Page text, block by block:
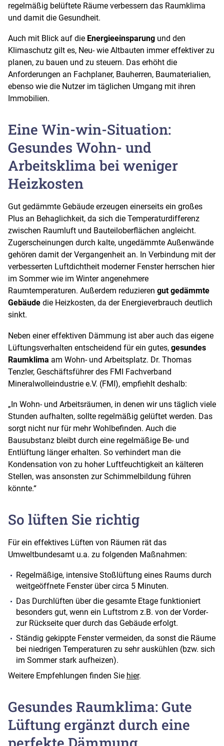
regelmäßig belüftete Räume verbessern das Raumklima
und damit die Gesundheit.
Auch mit Blick auf die Energieeinsparung und den
Klimaschutz gilt es, Neu- wie Altbauten immer effektiver zu
planen, zu bauen und zu steuern. Das erhöht die
Anforderungen an Fachplaner, Bauherren, Baumaterialien,
ebenso wie die Nutzer im täglichen Umgang mit ihren
Immobilien.
Eine Win-win-Situation:
Gesundes Wohn- und
Arbeitsklima bei weniger
Heizkosten
Gut gedämmte Gebäude erzeugen einerseits ein großes
Plus an Behaglichkeit, da sich die Temperaturdifferenz
zwischen Raumluft und Bauteiloberflächen angleicht.
Zugerscheinungen durch kalte, ungedämmte Außenwände
gehören damit der Vergangenheit an. In Verbindung mit der
verbesserten Luftdichtheit moderner Fenster herrschen hier
im Sommer wie im Winter angenehmere
Raumtemperaturen. Außerdem reduzieren gut gedämmte
Gebäude die Heizkosten, da der Energieverbrauch deutlich
sinkt.
Neben einer effektiven Dämmung ist aber auch das eigene
Lüftungsverhalten entscheidend für ein gutes, gesundes
Raumklima am Wohn- und Arbeitsplatz. Dr. Thomas
Tenzler, Geschäftsführer des FMI Fachverband
Mineralwolleindustrie e.V. (FMI), empfiehlt deshalb:
„In Wohn- und Arbeitsräumen, in denen wir uns täglich viele
Stunden aufhalten, sollte regelmäßig gelüftet werden. Das
sorgt nicht nur für mehr Wohlbefinden. Auch die
Bausubstanz bleibt durch eine regelmäßige Be- und
Entlüftung länger erhalten. So verhindert man die
Kondensation von zu hoher Luftfeuchtigkeit an kälteren
Stellen, was ansonsten zur Schimmelbildung führen
könnte.“
So lüften Sie richtig
Für ein effektives Lüften von Räumen rät das
Umweltbundesamt u.a. zu folgenden Maßnahmen:
Regelmäßige, intensive Stoßlüftung eines Raums durch
weitgeöffnete Fenster über circa 5 Minuten.
Das Durchlüften über die gesamte Etage funktioniert
besonders gut, wenn ein Luftstrom z.B. von der Vorder-
zur Rückseite quer durch das Gebäude erfolgt.
Ständig gekippte Fenster vermeiden, da sonst die Räume
bei niedrigen Temperaturen zu sehr auskühlen (bzw. sich
im Sommer stark aufheizen).
Weitere Empfehlungen finden Sie hier.
Gesundes Raumklima: Gute
Lüftung ergänzt durch eine